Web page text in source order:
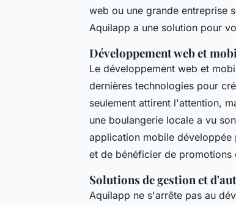
web ou une grande entreprise
Aquilapp a une solution pour
Développement web et
Le développement web et
dernières technologies pour
seulement attirent l'attention,
une boulangerie locale a vu
application mobile développée
et de bénéficier de promotions
Solutions de gestion et
Aquilapp ne s'arrête pas au